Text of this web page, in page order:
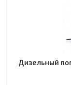
Дизельный